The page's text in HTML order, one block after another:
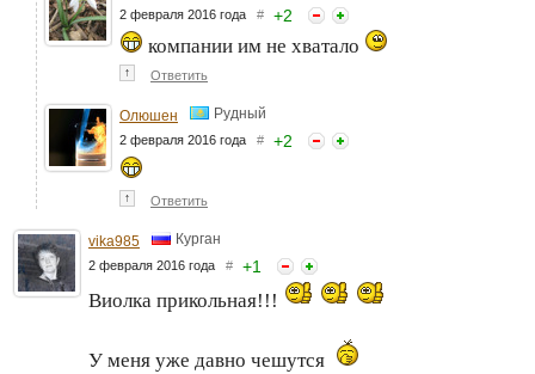
2 февраля 2016 года # +2
компании им не хватало
↑ Ответить
Олюшен Рудный
2 февраля 2016 года # +2
↑ Ответить
vika985 Курган
2 февраля 2016 года # +1
Виолка прикольная!!!
У меня уже давно чешутся